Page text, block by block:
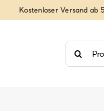
Inhalt
Kostenloser Versand ab
Suche
nach: